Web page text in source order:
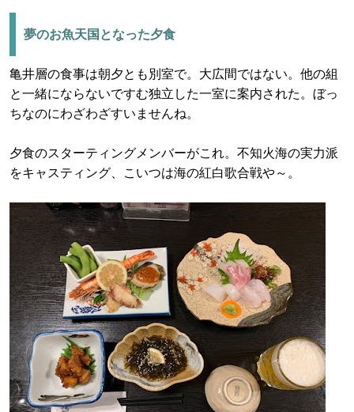
夢のお魚天国となった夕食
亀井層の食事は朝夕とも別室で。大広間ではない。他の組
と一緒にならないですむ独立した一室に案内された。ぼっ
ちなのにわざわざすいませんね。
夕食のスターティングメンバーがこれ。不知火海の実力派
をキャスティング、こいつは海の紅白歌合戦や～。